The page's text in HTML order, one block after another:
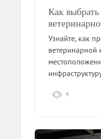
Как
Узнайте, как
ветеринарной
4